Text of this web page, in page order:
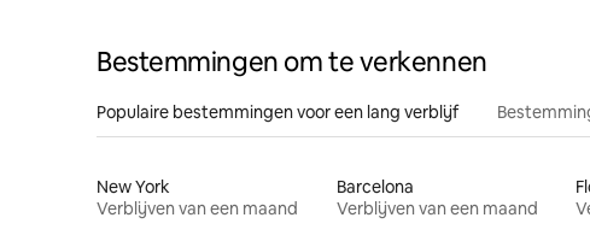
Bestemmingen om te verkennen
Populaire bestemmingen voor een lang verblijf
New York
Verblijven van een maand
Barcelona
Verblijven van een maand